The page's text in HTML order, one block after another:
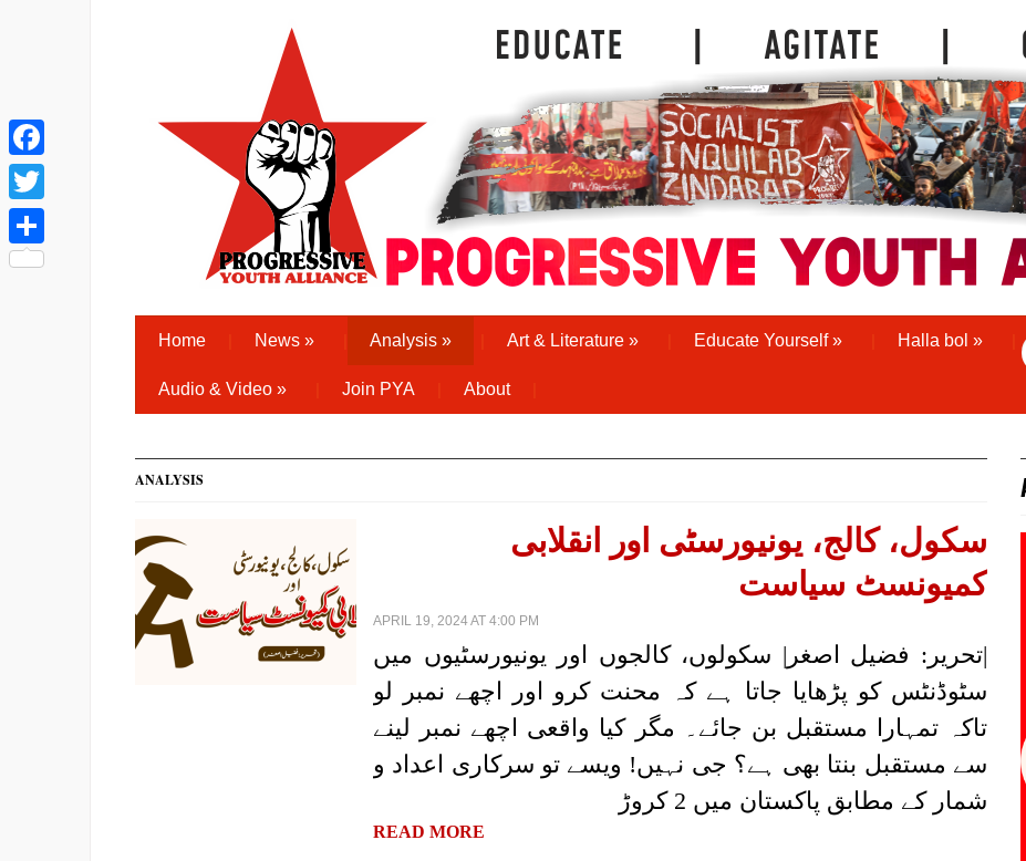
Home News » Analysis » Art & Literature » Educate Yourself» Halla bol »
Audio & Video » Join PYA About
ANALYSIS
سکول، کالج، یونیورسٹی اور انقلابی
کمیونسٹ سیاست
APRIL 19, 2024 AT 4:00 PM
|تحریر: فضیل اصغر| سکولوں، کالجوں اور یونیورسٹیوں میں
سٹوڈنٹس کو پڑھایا جاتا ہے کہ محنت کرو اور اچھے نمبر لو
تاکہ تمہارا مستقبل بن جائے۔ مگر کیا واقعی اچھے نمبر لینے
سے مستقبل بنتا بھی ہے؟ جی نہیں! ویسے تو سرکاری اعداد و
شمار کے مطابق پاکستان میں 2 کروڑ
READ MORE
Facebook
Twitter
Share